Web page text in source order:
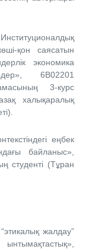
қон саясатын
экономика
6B02201
3-курс
халықаралық
еңбек
байланыс»,
студенті (Тұран
жалдау”